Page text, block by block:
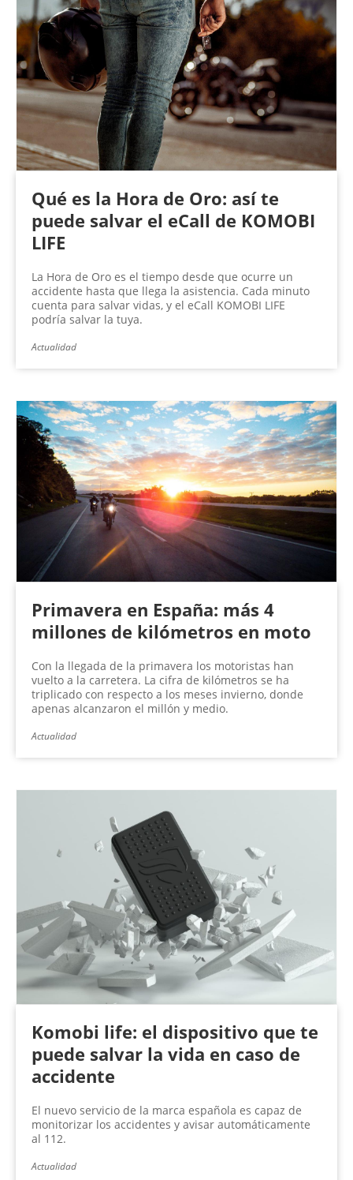
Qué es la Hora de Oro: así te
puede salvar el eCall de KOMOBI
LIFE
La Hora de Oro es el tiempo desde que ocurre un
accidente hasta que llega la asistencia. Cada minuto
cuenta para salvar vidas, y el eCall KOMOBI LIFE
podría salvar la tuya.
Actualidad
Primavera en España: más 4
millones de kilómetros en moto
Con la llegada de la primavera los motoristas han
vuelto a la carretera. La cifra de kilómetros se ha
triplicado con respecto a los meses invierno, donde
apenas alcanzaron el millón y medio.
Actualidad
Komobi life: el dispositivo que te
puede salvar la vida en caso de
accidente
El nuevo servicio de la marca española es capaz de
monitorizar los accidentes y avisar automáticamente
al 112.
Actualidad